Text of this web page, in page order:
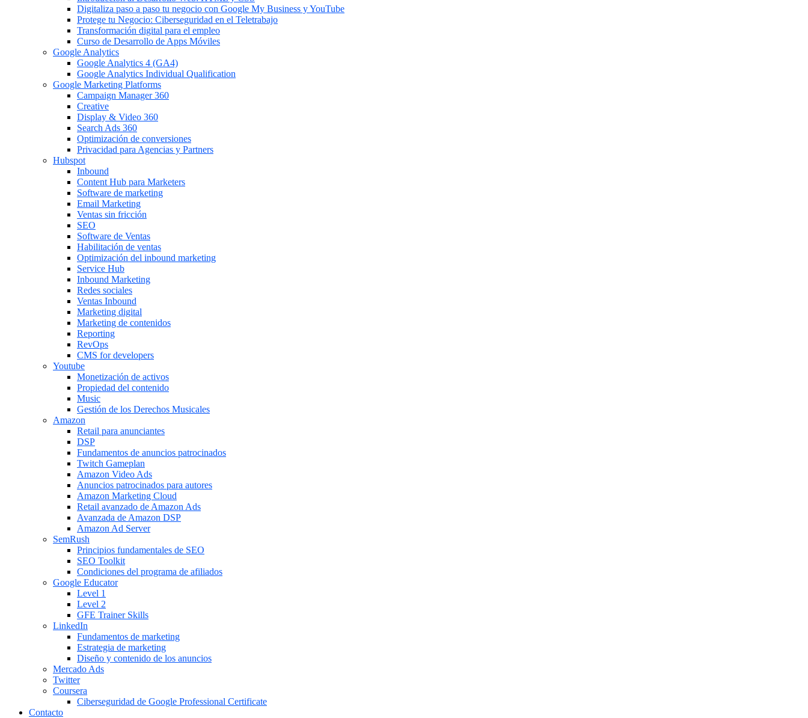
Digitaliza paso a paso tu negocio con Google My Business y YouTube
Protege tu Negocio: Ciberseguridad en el Teletrabajo
Transformación digital para el empleo
Curso de Desarrollo de Apps Móviles
Google Analytics
Google Analytics 4 (GA4)
Google Analytics Individual Qualification
Google Marketing Platforms
Campaign Manager 360
Creative
Display & Video 360
Search Ads 360
Optimización de conversiones
Privacidad para Agencias y Partners
Hubspot
Inbound
Content Hub para Marketers
Software de marketing
Email Marketing
Ventas sin fricción
SEO
Software de Ventas
Habilitación de ventas
Optimización del inbound marketing
Service Hub
Inbound Marketing
Redes sociales
Ventas Inbound
Marketing digital
Marketing de contenidos
Reporting
RevOps
CMS for developers
Youtube
Monetización de activos
Propiedad del contenido
Music
Gestión de los Derechos Musicales
Amazon
Retail para anunciantes
DSP
Fundamentos de anuncios patrocinados
Twitch Gameplan
Amazon Video Ads
Anuncios patrocinados para autores
Amazon Marketing Cloud
Retail avanzado de Amazon Ads
Avanzada de Amazon DSP
Amazon Ad Server
SemRush
Principios fundamentales de SEO
SEO Toolkit
Condiciones del programa de afiliados
Google Educator
Level 1
Level 2
GFE Trainer Skills
LinkedIn
Fundamentos de marketing
Estrategia de marketing
Diseño y contenido de los anuncios
Mercado Ads
Twitter
Coursera
Ciberseguridad de Google Professional Certificate
Contacto